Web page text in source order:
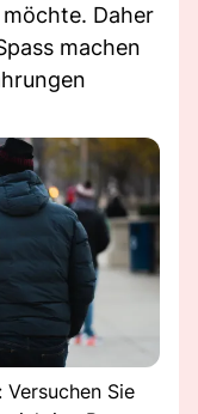
Daher
machen
Sie